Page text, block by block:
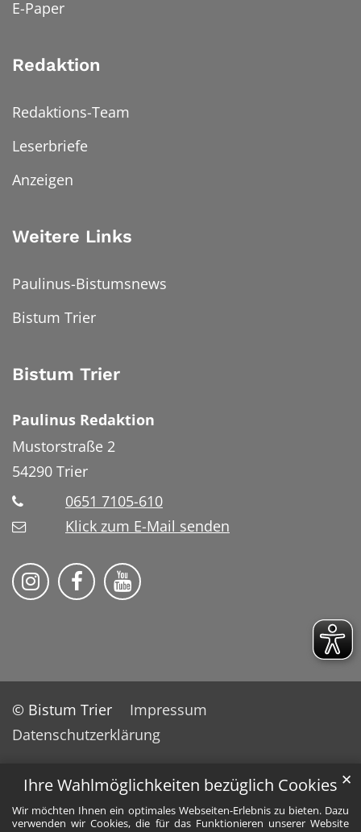
Ihre Wahlmöglichkeiten bezüglich Cookies
Wir möchten Ihnen ein optimales Webseiten-Erlebnis zu bieten. Dazu
verwenden wir Cookies, die für das Funktionieren unserer Website
✕
E-Paper
Redaktion
Redaktions-Team
Leserbriefe
Anzeigen
Weitere Links
Paulinus-Bistumsnews
Bistum Trier
Bistum Trier
Paulinus Redaktion
Mustorstraße 2
54290 Trier
0651 7105-610
Klick zum E-Mail senden
Bistum Trier auf Instragram
Bistum Trier auf Facebook
Bistum Trier auf YouTube
© Bistum Trier
Impressum
Datenschutzerklärung